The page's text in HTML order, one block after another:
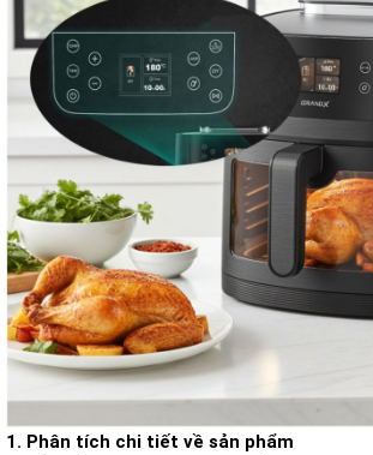
1. Phân tích chi tiết về sản phẩm